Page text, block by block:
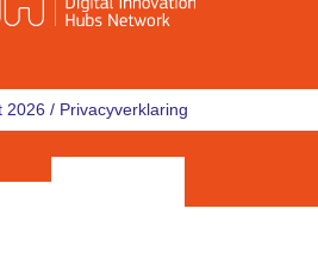
2026 / Privacyverklaring